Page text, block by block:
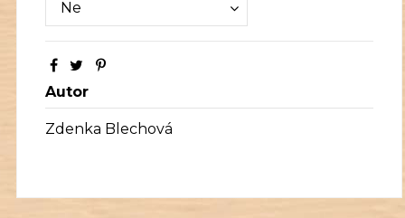
Autor
Zdenka Blechová